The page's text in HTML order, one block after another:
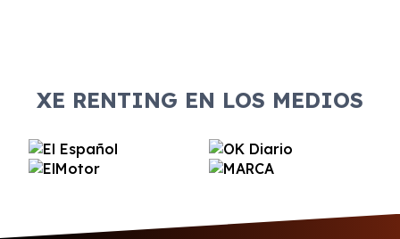
XE RENTING EN LOS MEDIOS